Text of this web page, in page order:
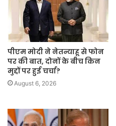
पीएम मोदी ने नेतन्याहू से फोन
पर की बात, दोनों के बीच किन
मुद्दों पर हुई चर्चा?
August 6, 2026